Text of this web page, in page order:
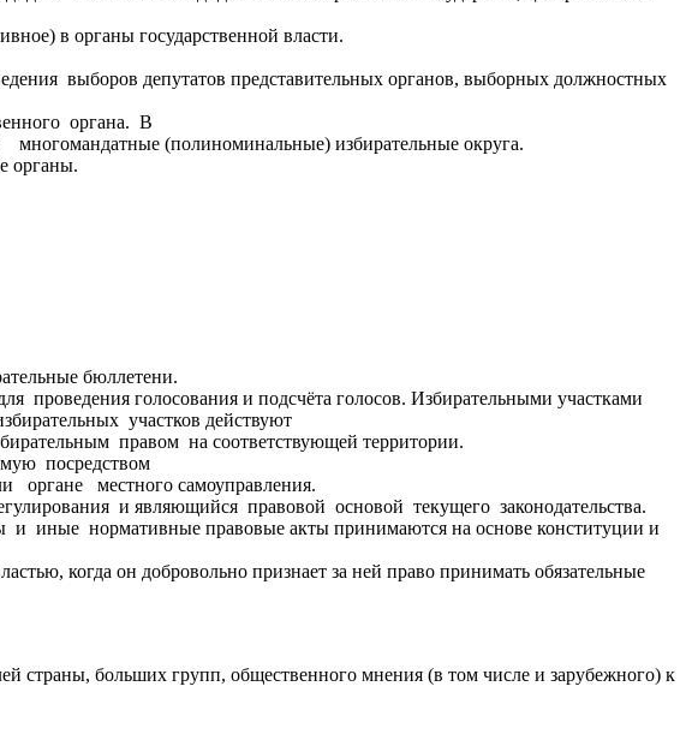
в органы государственной власти.
выборов депутатов представительных органов, выборных должностных
органа. В
(полиноминальные) избирательные округа.
органы.
бюллетени.
голосования и подсчёта голосов. Избирательными участками
участков действуют
правом на соответствующей территории.
посредством
органе местного самоуправления.
и являющийся правовой основой текущего законодательства.
и иные нормативные правовые акты принимаются на основе конституции и
когда он добровольно признает за ней право принимать обязательные
страны, больших групп, общественного мнения (в том числе и зарубежного) к